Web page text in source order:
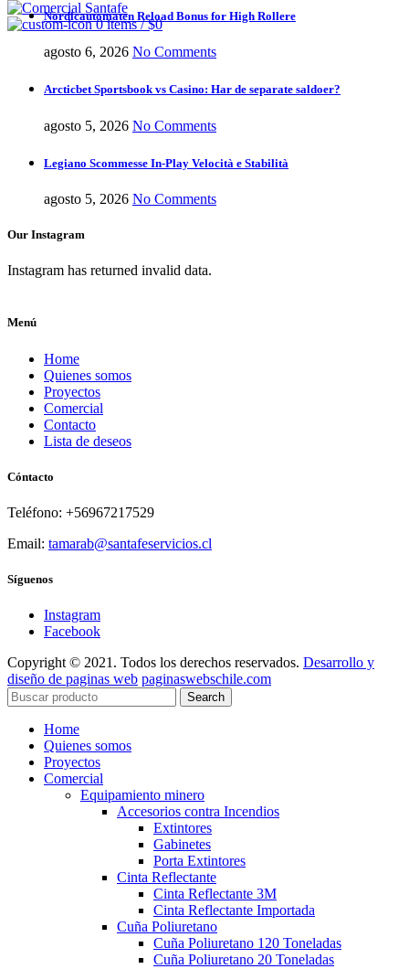
0items / $0
Nordicautomaten Reload Bonus for High Rollere
agosto 6, 2026 No Comments
Arcticbet Sportsbook vs Casino: Har de separate saldoer?
agosto 5, 2026 No Comments
Legiano Scommesse In-Play Velocità e Stabilità
agosto 5, 2026 No Comments
Our Instagram
Instagram has returned invalid data.
Menú
Home
Quienes somos
Proyectos
Comercial
Contacto
Lista de deseos
Cóntacto
Teléfono: +56967217529
Email: tamarab@santafeservicios.cl
Síguenos
Instagram
Facebook
Copyright © 2021. Todos los derechos reservados. Desarrollo y
diseño de paginas web paginaswebschile.com
Search
Home
Quienes somos
Proyectos
Comercial
Equipamiento minero
Accesorios contra Incendios
Extintores
Gabinetes
Porta Extintores
Cinta Reflectante
Cinta Reflectante 3M
Cinta Reflectante Importada
Cuña Poliuretano
Cuña Poliuretano 120 Toneladas
Cuña Poliuretano 20 Toneladas